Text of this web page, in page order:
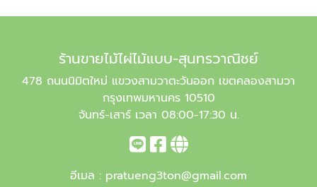
ร้านขายไม้ไผ่ไม้แบบ-สุนทรวาณิชย์
478 ถนนนิมิตใหม่ แขวงสามวาตะวันออก เขตคลองสามวา
กรุงเทพมหานคร 10510
จันทร์-เสาร์ เวลา 08:00-17:30 น.
อีเมล : pratueng3ton@gmail.com